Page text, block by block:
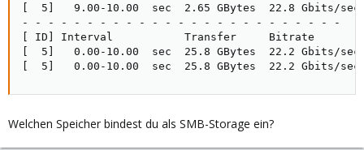
[  5]   9.00-10.00  sec  2.65 GBytes  22.8
- - - - - - - - - - - - - - - - - - - - - - - - -
[ ID] Interval           Transfer     Bitrate
[  5]   0.00-10.00  sec  25.8 GBytes  22.2 Gbits/
[  5]   0.00-10.00  sec  25.8 GBytes  22.2
Welchen Speicher bindest du als SMB-Storage ein?